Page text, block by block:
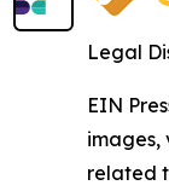
Legal
EIN
images,
related